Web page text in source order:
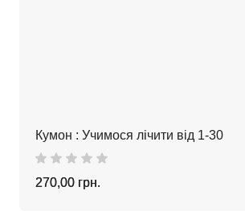
Кумон : Учимося лічити від 1-30
270,00 грн.